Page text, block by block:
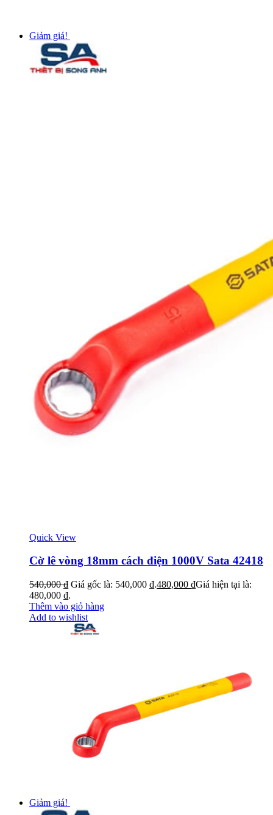
Giảm giá!
Quick View
Cờ lê vòng 18mm cách điện 1000V Sata 42418
540,000₫ Giá gốc là: 540,000 ₫.480,000 ₫Giá hiện tại là:
480,000 ₫.
Thêm vào giỏ hàng
Add to wishlist
Giảm giá!